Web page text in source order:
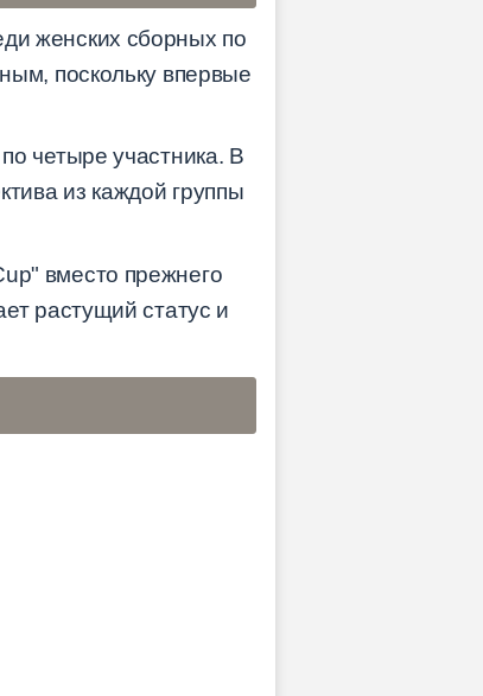
женских сборных по
поскольку впервые
четыре участника. В
из каждой группы
вместо прежнего
растущий статус и